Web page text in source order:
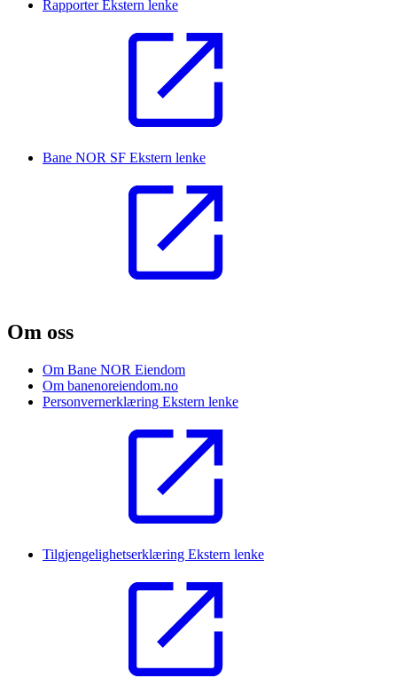
RapporterEkstern lenke
Bane NOR SF Ekstern lenke
Om oss
Om Bane NOR Eiendom
Om banenoreiendom.no
Personvernerklæring Ekstern lenke
Tilgjengelighetserklæring Ekstern lenke